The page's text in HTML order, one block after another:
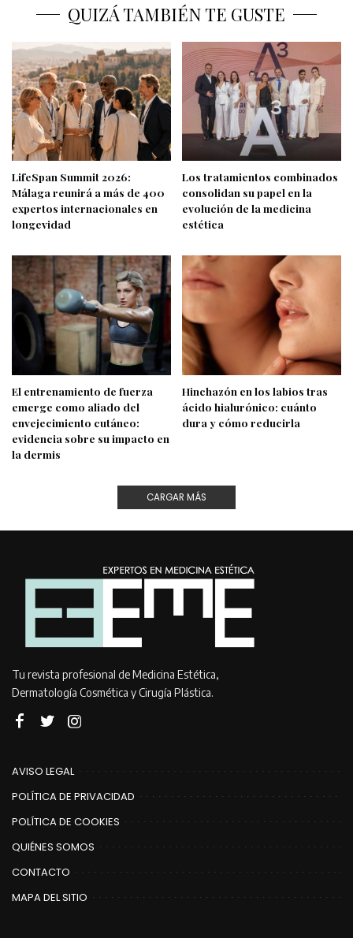
QUIZÁ TAMBIÉN TE GUSTE
LifeSpan Summit 2026:
Málaga reunirá a más de 400
expertos internacionales en
longevidad
Los tratamientos combinados
consolidan su papel en la
evolución de la medicina
estética
El entrenamiento de fuerza
emerge como aliado del
envejecimiento cutáneo:
evidencia sobre su impacto en
la dermis
Hinchazón en los labios tras
ácido hialurónico: cuánto
dura y cómo reducirla
CARGAR MÁS
Tu revista profesional de Medicina Estética,
Dermatología Cosmética y Cirugía Plástica.
AVISO LEGAL
POLÍTICA DE PRIVACIDAD
POLÍTICA DE COOKIES
QUIÉNES SOMOS
CONTACTO
MAPA DEL SITIO